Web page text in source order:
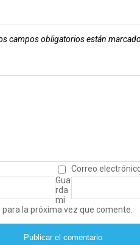
campos obligatorios están
Correo
Gua
rda
mi
la próxima vez que comente.